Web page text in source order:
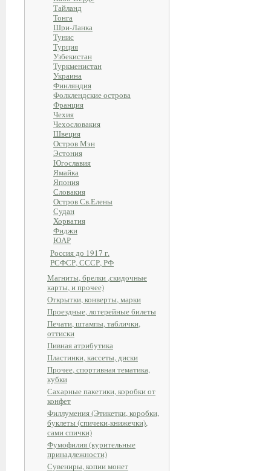
Тайланд
Тонга
Шри-Ланка
Тунис
Турция
Узбекистан
Туркменистан
Украина
Финляндия
Фолклендские острова
Франция
Чехия
Чехословакия
Швеция
Остров Мэн
Эстония
Югославия
Ямайка
Япония
Словакия
Остров Св.Елены
Судан
Хорватия
Фиджи
ЮАР
Россия до 1917 г.
РСФСР, СССР, РФ
Магниты, брелки ,скидочные
карты, и прочее)
Открытки, конверты, марки
Проездные, лотерейные билеты
Печати, штампы, таблички,
оттиски
Пивная атрибутика
Пластинки, кассеты, диски
Прочее, спортивная тематика,
кубки
Сахарные пакетики, коробки от
конфет
Филлумения (Этикетки, коробки,
буклеты (спичеки-книжечки),
сами спички)
Фумофилия (курительные
принадлежности)
Сувениры, копии монет